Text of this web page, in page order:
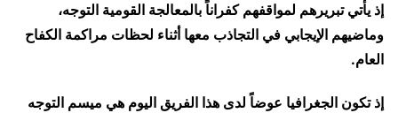
إذ يأتي تبريرهم لمواقفهم كفراناً بالمعالجة القومية التوجه،
وماضيهم الإيجابي في التجاذب معها أثناء لحظات مراكمة الكفاح
العام.
إذ تكون الجغرافيا عوضاً لدى هذا الفريق اليوم هي ميسم التوجه